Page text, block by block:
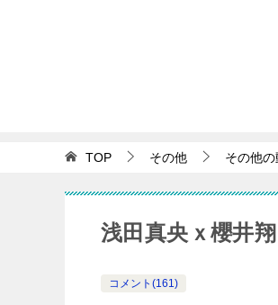
TOP その他 その他
浅田真央ｘ櫻井
コメント(161)